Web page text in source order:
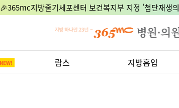
🎉365mc지방줄기세포센터 보건복지부 지정 '첨단재생
람스 지방흡입